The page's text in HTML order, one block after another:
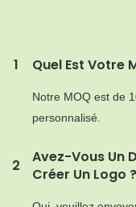
1 Quel Est Votre
Notre MOQ est de
personnalisé.
2
Avez-Vous Un
Créer Un Logo ?